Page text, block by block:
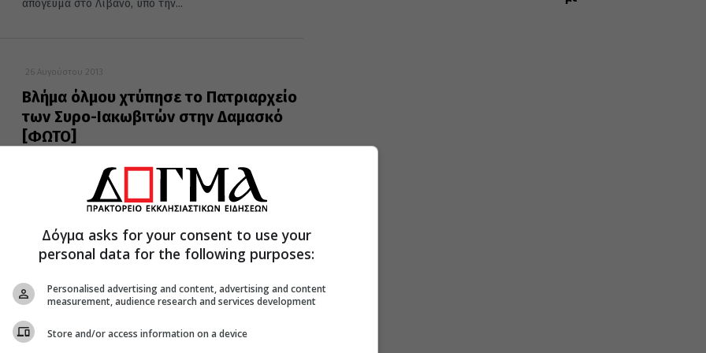
απόγευμα στο Λίβανο, υπό την...
26 Αυγούστου 2013
Βλήμα όλμου χτύπησε το Πατριαρχείο
των Συρο-Ιακωβιτών στην Δαμασκό
[ΦΩΤΟ]
Πατριαρχείου των Συρο-Ιακωβιτών χριστιανών στην
πρωτεύουσα της Συρίας , Δαμασκό, προκαλώντας
Ποιοι είναι οι Συρο-Ιακωβίτες;
Μαζί με τον Ελληνορθόδοξο Μητροπολίτη Παύλο, έχει
απαχθεί και ο αντίστοιχος Συρο-Ιακωβίτης. Πρόκειται
Δόγμα asks for your consent to use your
personal data for the following purposes:
Personalised advertising and content, advertising and content
measurement, audience research and services development
Store and/or access information on a device